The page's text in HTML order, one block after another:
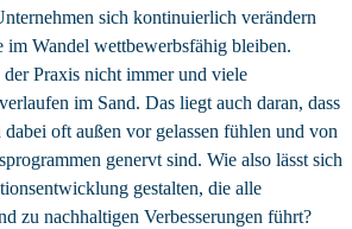
sich kontinuierlich verändern
im Wandel wettbewerbsfähig bleiben.
Praxis nicht immer und viele
im Sand. Das liegt auch daran, dass
oft außen vor gelassen fühlen und von
genervt sind. Wie also lässt sich
gestalten, die alle
zu nachhaltigen Verbesserungen führt?